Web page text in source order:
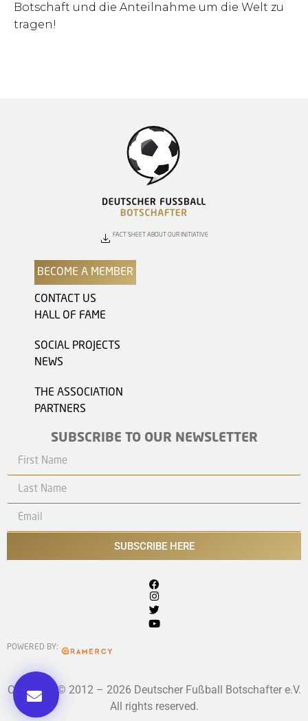
Botschaft und die Anteilnahme um die Welt zu
tragen!
FACT SHEET ABOUT OUR INITIATIVE
BECOME A MEMBER
CONTACT US
HALL OF FAME
SOCIAL PROJECTS
NEWS
THE ASSOCIATION
PARTNERS
SUBSCRIBE TO OUR NEWSLETTER
SUBSCRIBE HERE
POWERED BY:
Copyright © 2012 – 2026 Deutscher Fußball Botschafter e.V.
All rights reserved.